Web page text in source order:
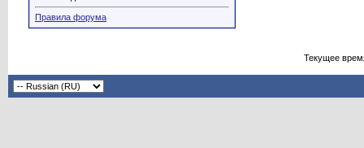
Правила форума
Текущее